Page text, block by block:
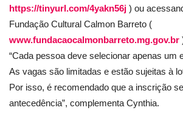
https://tinyurl.com/4yakn56j ) ou
Fundação Cultural Calmon Barreto (
www.fundacaocalmonbarreto.mg.gov.br
“Cada pessoa deve selecionar apenas um
As vagas são limitadas e estão sujeitas à
Por isso, é recomendado que a inscrição
antecedência”, complementa Cynthia.